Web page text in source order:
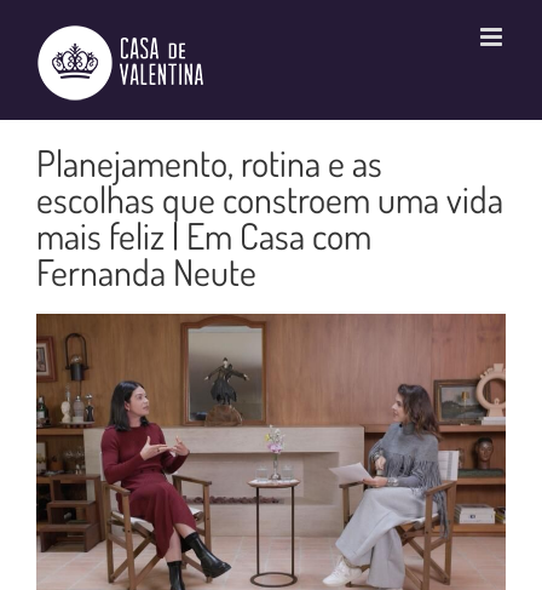
conteúdo
Planejamento, rotina e as
escolhas que constroem uma vida
mais feliz | Em Casa com
Fernanda Neute